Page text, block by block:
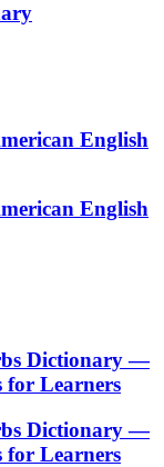
English
English
Dictionary —
for Learners
Dictionary —
for Learners